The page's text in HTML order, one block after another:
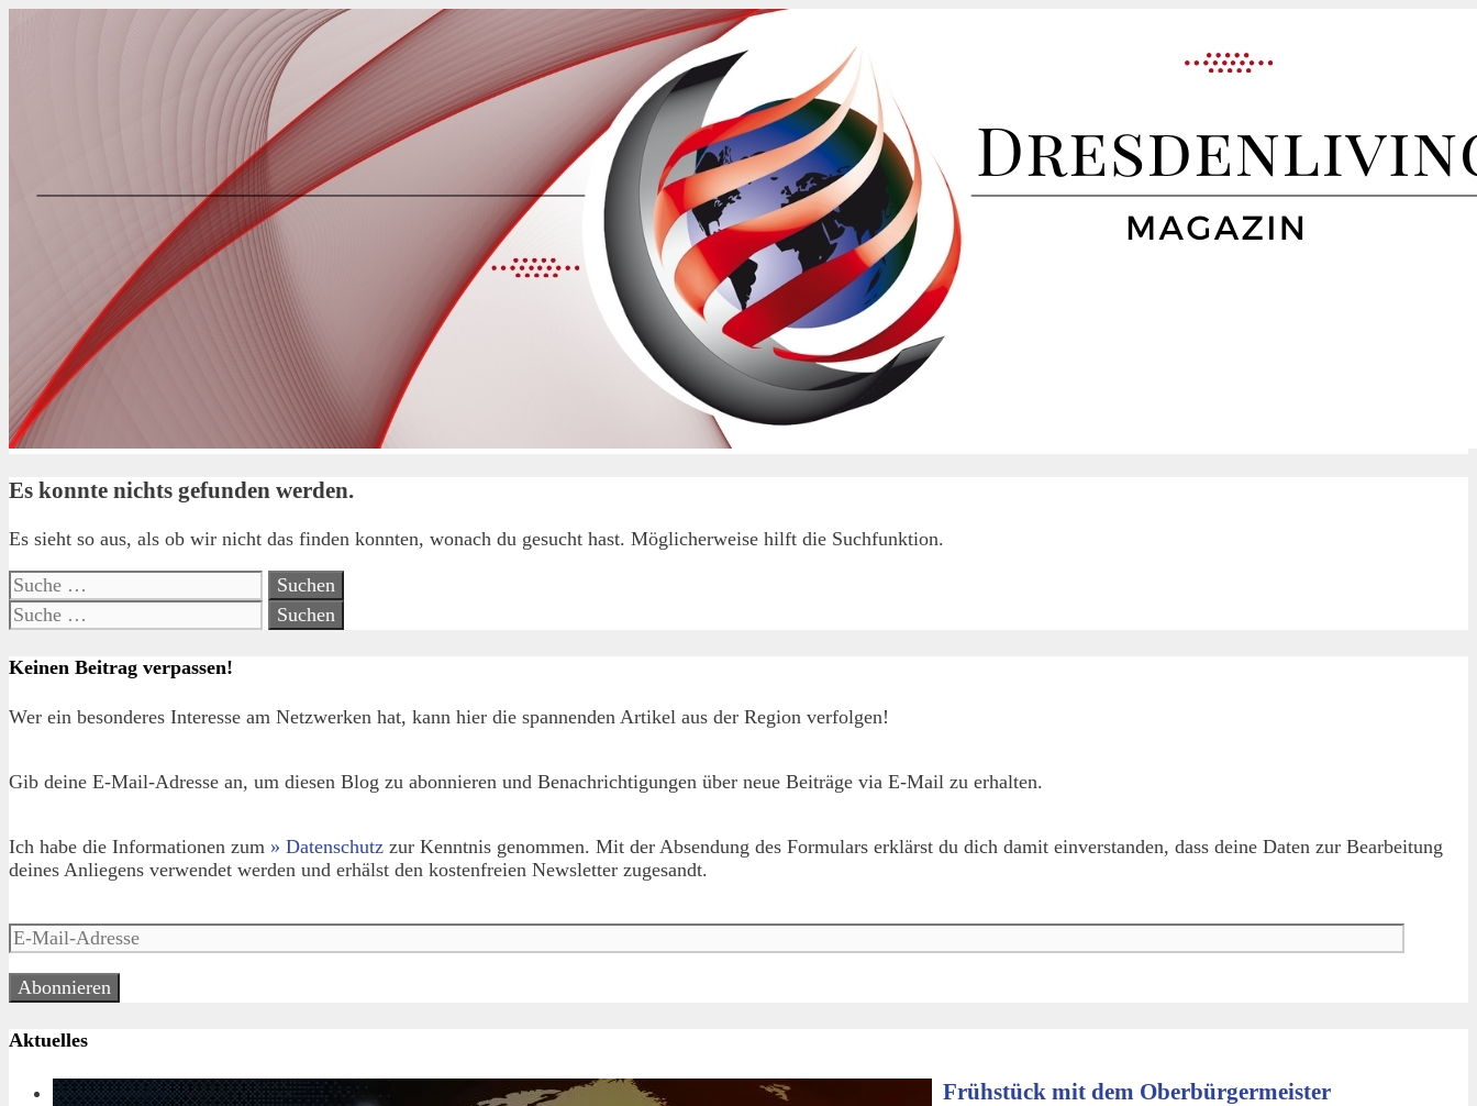
Es konnte nichts gefunden werden.
Es sieht so aus, als ob wir nicht das finden konnten, wonach du gesucht hast. Möglicherweise hilft die Suchfunktion.
Suche
nach:
Suche
nach:
Keinen Beitrag verpassen!
Wer ein besonderes Interesse am Netzwerken hat, kann hier die spannenden Artikel aus der Region verfolgen!
Gib deine E-Mail-Adresse an, um diesen Blog zu abonnieren und Benachrichtigungen über neue Beiträge via E-Mail zu erhalten.
Ich habe die Informationen zum » Datenschutz zur Kenntnis genommen. Mit der Absendung des Formulars erklärst du dich damit einverstanden, dass deine Daten zur Bearbeitung
deines Anliegens verwendet werden und erhälst den kostenfreien Newsletter zugesandt.
E-
Mail-
Adresse
Abonnieren
Aktuelles
Frühstück mit dem Oberbürgermeister